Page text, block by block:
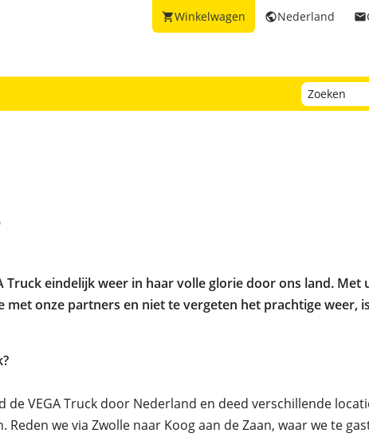
email
publicNederland
shopping_cartWinkelwagen
Truck eindelijk weer in haar volle glorie door ons land.
met onze partners en niet te vergeten het prachtige weer,
de VEGA Truck door Nederland en deed verschillende
Reden we via Zwolle naar Koog aan de Zaan, waar we te